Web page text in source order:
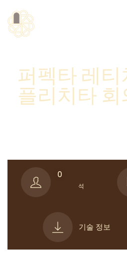
퍼펙타 레티
플리치타 회
석
0
기술 정보